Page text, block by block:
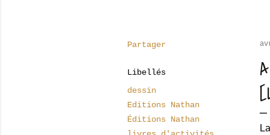
Partager
Libellés
dessin
Editions Nathan
Éditions Nathan